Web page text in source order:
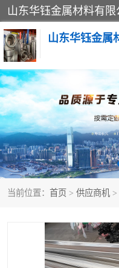
山东华钰金属
当前位置： 首页 > 供应商机 >
不锈钢管
管件标准件
不锈钢人孔
不锈钢角钢
不锈钢板
不锈钢封头